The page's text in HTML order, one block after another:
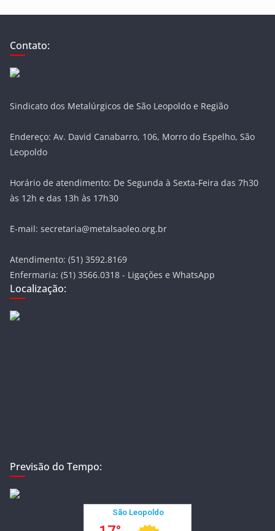
Contato:
Sindicato dos Metalúrgicos de São Leopoldo e Região
Endereço: Av. David Canabarro, 106, Morro do Espelho, São
Leopoldo
Horário de atendimento: De Segunda à Sexta-Feira das 7h30
às 12h e das 13h às 17h30
E-mail: secretaria@metalsaoleo.org.br
Atendimento: (51) 3592.8169
Enfermaria: (51) 3566.0318 - Ligações e WhatsApp
Localização:
Previsão do Tempo: